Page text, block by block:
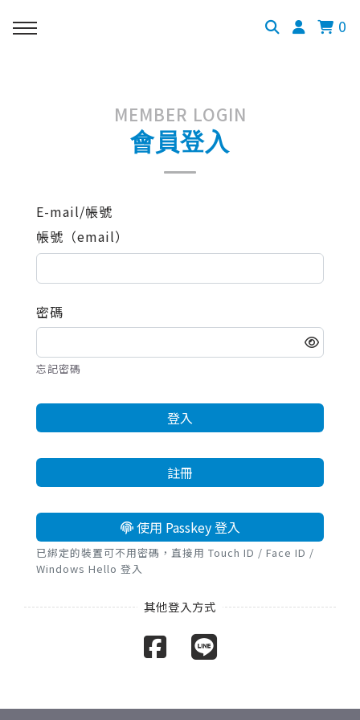
0
MEMBER LOGIN
會員登入
E-mail/帳號
帳號（email）
密碼
忘記密碼
登入
註冊
使用 Passkey 登入
已綁定的裝置可不用密碼，直接用 Touch ID / Face ID /
Windows Hello 登入